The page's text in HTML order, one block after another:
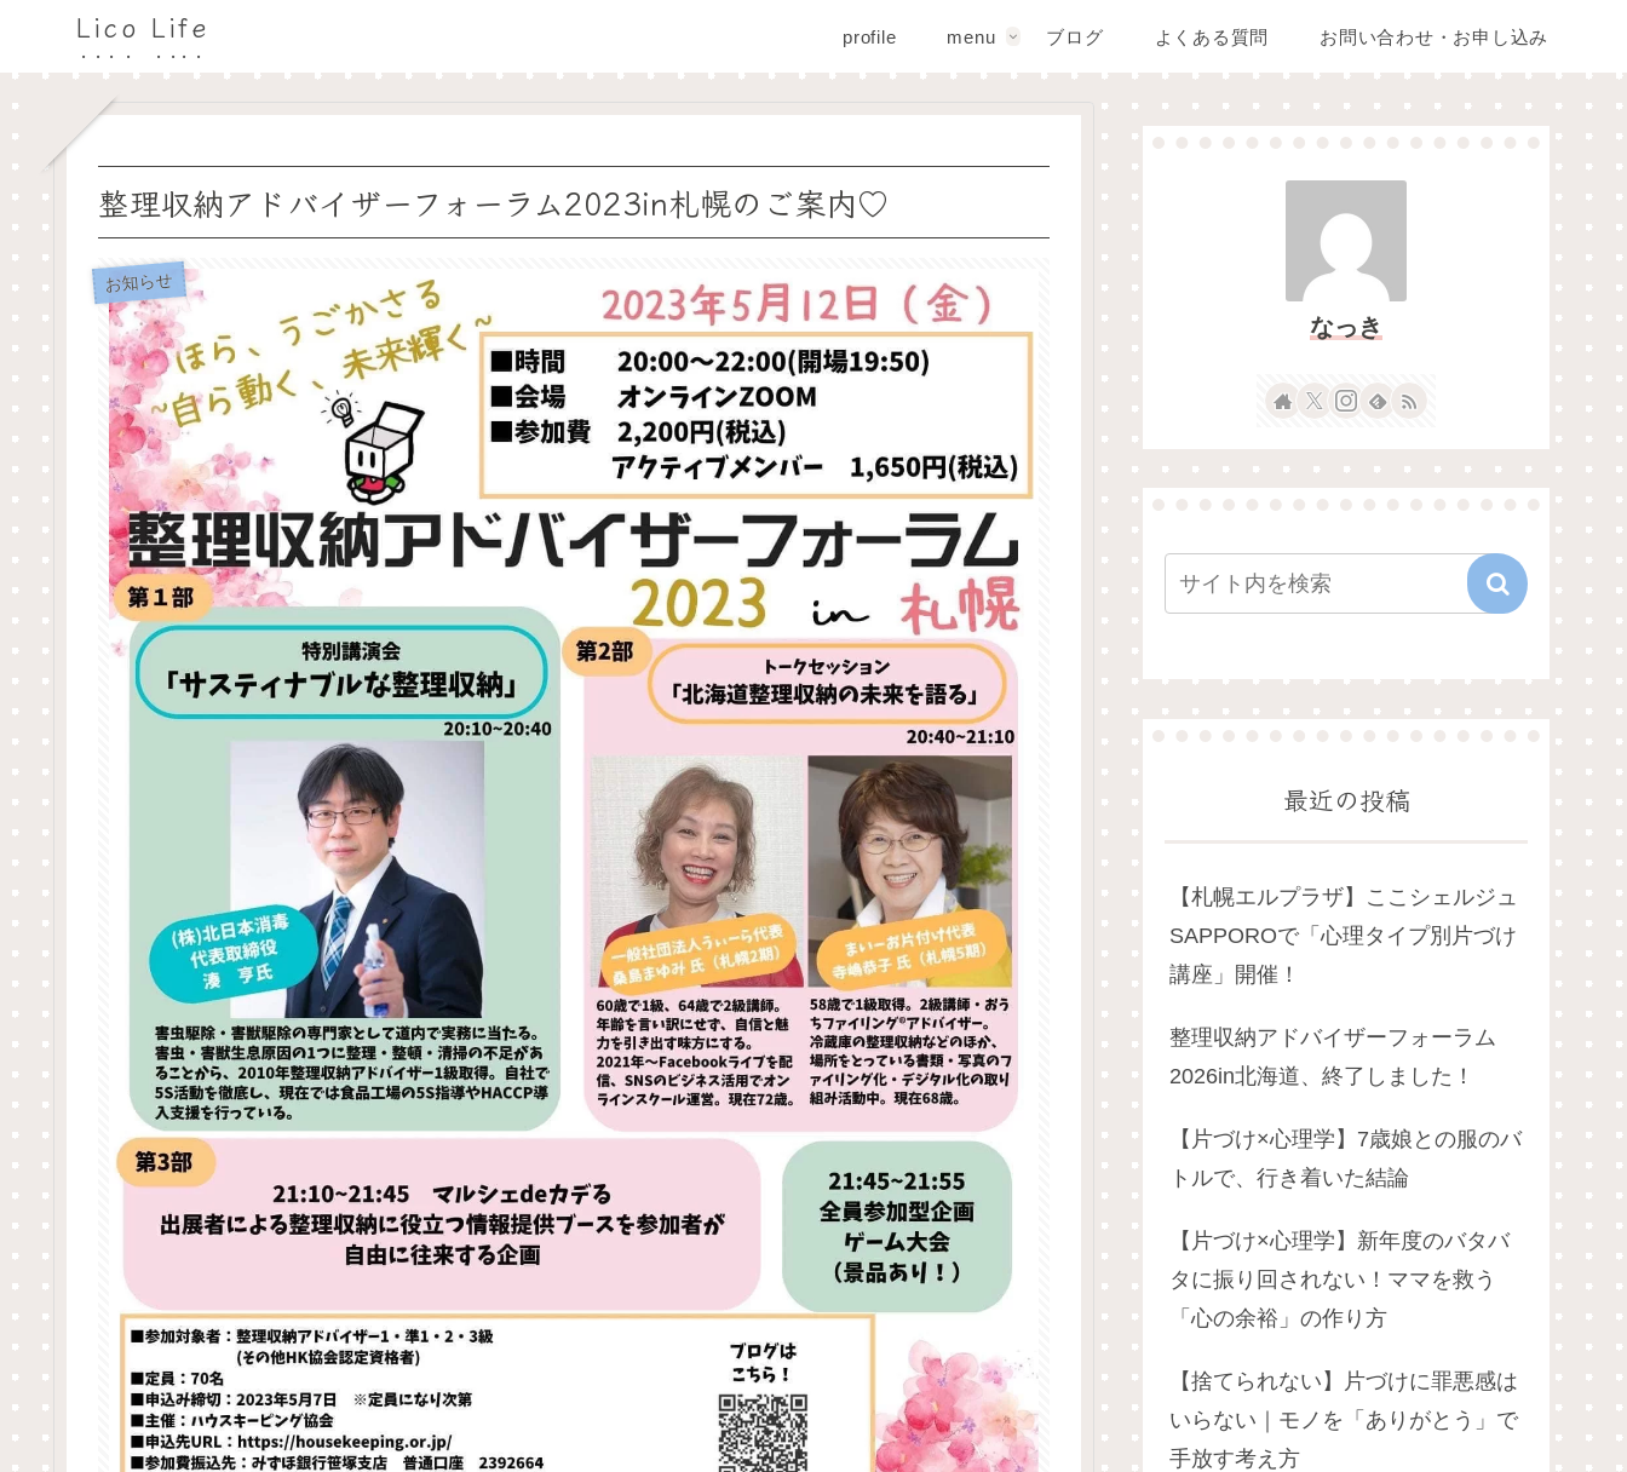
Lico Life profile menu ブログ よくある質問 お問い合わせ・お申し込み
整理収納アドバイザーフォーラム2023in札幌のご案内♡
お知らせ
なっき
最近の投稿
【札幌エルプラザ】ここシェルジュ
SAPPOROで「心理タイプ別片づけ
講座」開催！
整理収納アドバイザーフォーラム
2026in北海道、終了しました！
【片づけ×心理学】7歳娘との服のバ
トルで、行き着いた結論
【片づけ×心理学】新年度のバタバ
タに振り回されない！ママを救う
「心の余裕」の作り方
【捨てられない】片づけに罪悪感は
いらない｜モノを「ありがとう」で
手放す考え方